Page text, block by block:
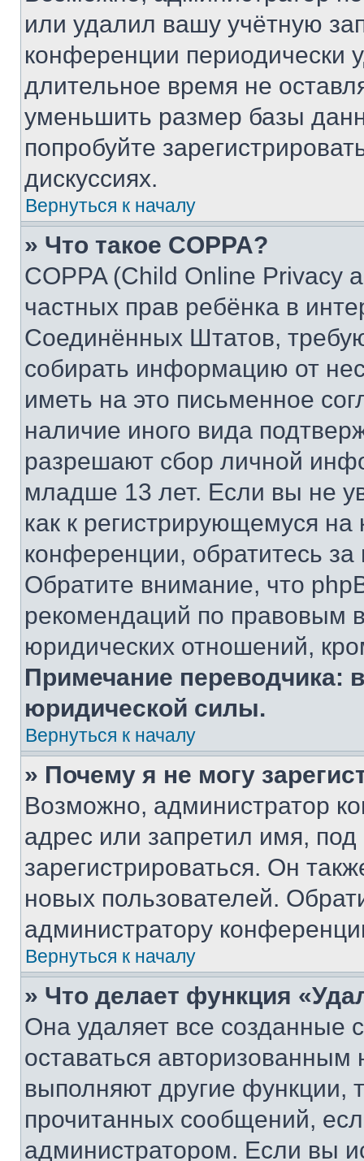
или удалил вашу учётную
конференции периодически
длительное время не
уменьшить размер базы
попробуйте
дискуссиях.
Вернуться к началу
» Что такое COPPA?
COPPA (Child Online Privacy
частных прав ребёнка в
Соединённых Штатов,
собирать информацию от
иметь на это письменное
наличие иного вида
разрешают сбор личной
младше 13 лет. Если вы не
как к регистрирующемуся
конференции, обратитесь
Обратите внимание, что
рекомендаций по правовым
юридических отношений,
Примечание переводчика:
юридической силы.
Вернуться к началу
» Почему я не могу
Возможно, администратор
адрес или запретил имя,
зарегистрироваться. Он
новых пользователей.
администратору
Вернуться к началу
» Что делает функция
Она удаляет все созданные
оставаться
выполняют другие функции,
прочитанных сообщений,
администратором. Если вы